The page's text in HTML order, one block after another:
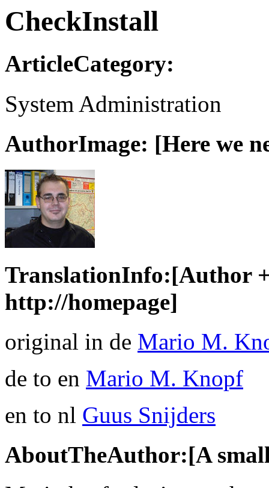
CheckInstall
ArticleCategory:
System Administration
AuthorImage: [Here we
TranslationInfo:[Author
http://homepage]
original in de Mario M.
de to en Mario M. Knopf
en to nl Guus Snijders
AboutTheAuthor:[A